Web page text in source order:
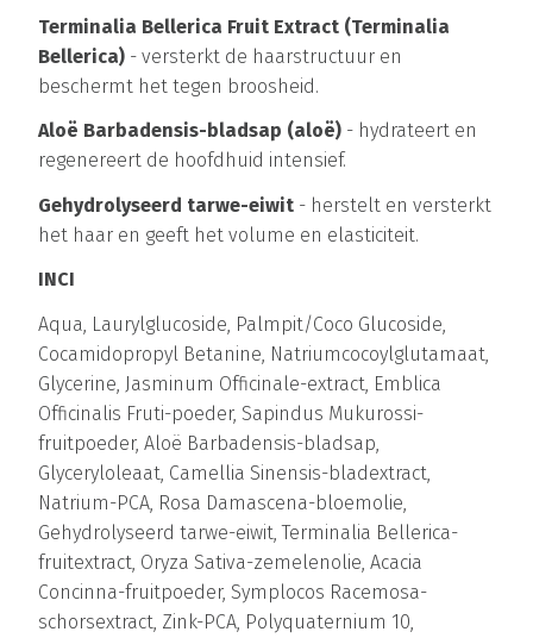
Terminalia Bellerica Fruit Extract (Terminalia
Bellerica) - versterkt de haarstructuur en
beschermt het tegen broosheid.
Aloë Barbadensis-bladsap (aloë) - hydrateert en
regenereert de hoofdhuid intensief.
Gehydrolyseerd tarwe-eiwit - herstelt en versterkt
het haar en geeft het volume en elasticiteit.
INCI
Aqua, Laurylglucoside, Palmpit/Coco Glucoside,
Cocamidopropyl Betanine, Natriumcocoylglutamaat,
Glycerine, Jasminum Officinale-extract, Emblica
Officinalis Fruti-poeder, Sapindus Mukurossi-
fruitpoeder, Aloë Barbadensis-bladsap,
Glyceryloleaat, Camellia Sinensis-bladextract,
Natrium-PCA, Rosa Damascena-bloemolie,
Gehydrolyseerd tarwe-eiwit, Terminalia Bellerica-
fruitextract, Oryza Sativa-zemelenolie, Acacia
Concinna-fruitpoeder, Symplocos Racemosa-
schorsextract, Zink-PCA, Polyquaternium 10,